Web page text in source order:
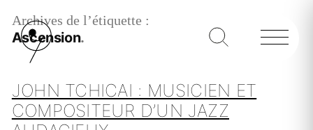
Archives de l’étiquette :
Ascension
JOHN TCHICAI : MUSICIEN ET
COMPOSITEUR D’UN JAZZ